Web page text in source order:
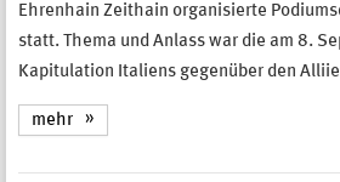
Ehrenhain Zeithain organisierte
statt. Thema und Anlass war die am 8.
Kapitulation Italiens gegenüber den
mehr